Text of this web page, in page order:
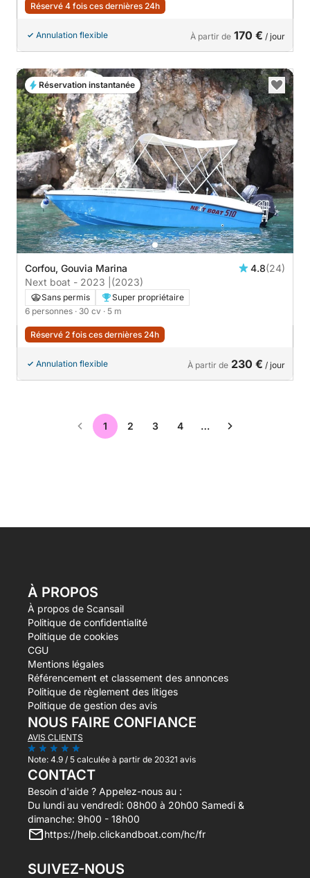
Réservé 4 fois ces dernières 24h
Annulation flexible À partir de 170 € / jour
Corfou, Gouvia Marina 4.8(24)
Next boat - 2023 | (2023)
Sans permis
Super propriétaire
6 personnes · 30 cv · 5 m
Réservé 2 fois ces dernières 24h
Annulation flexible À partir de 230 € / jour
Réservation instantanée
1 2 3 4 …
À PROPOS
À propos de Scansail
Politique de confidentialité
Politique de cookies
CGU
Mentions légales
Référencement et classement des annonces
Politique de règlement des litiges
Politique de gestion des avis
NOUS FAIRE CONFIANCE
AVIS CLIENTS
Note: 4.9 / 5 calculée à partir de 20321 avis
CONTACT
Besoin d'aide ? Appelez-nous au :
Du lundi au vendredi: 08h00 à 20h00 Samedi &
dimanche: 9h00 - 18h00
https://help.clickandboat.com/hc/fr
SUIVEZ-NOUS